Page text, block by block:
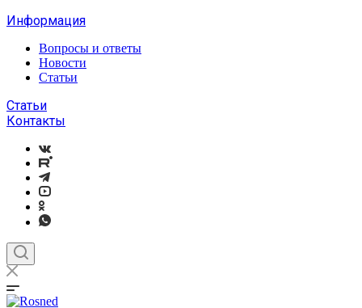
Информация
Вопросы и ответы
Новости
Статьи
Статьи
Контакты